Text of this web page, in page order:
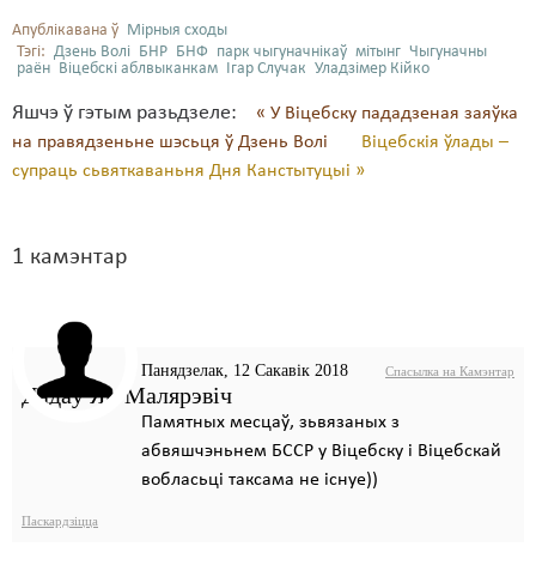
Апублікавана ў Мірныя сходы
Тэгі: Дзень Волі БНР БНФ парк чыгуначнікаў мітынг Чыгуначны
раён Віцебскі аблвыканкам Ігар Случак Уладзімер Кійко
Яшчэ ў гэтым разьдзеле:
« У Віцебску пададзеная заяўка
на правядзеньне шэсьця ў Дзень Волі
Віцебскія ўлады –
супраць сьвяткаваньня Дня Канстытуцыі »
1 камэнтар
Спасылка на Камэнтар
Панядзелак, 12 Сакавік 2018
Дадаў Ян Малярэвіч
Памятных месцаў, зьвязаных з
абвяшчэньнем БССР у Віцебску і Віцебскай
вобласьці таксама не існуе))
Паскардзіцца